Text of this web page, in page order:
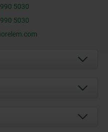
5030
5030